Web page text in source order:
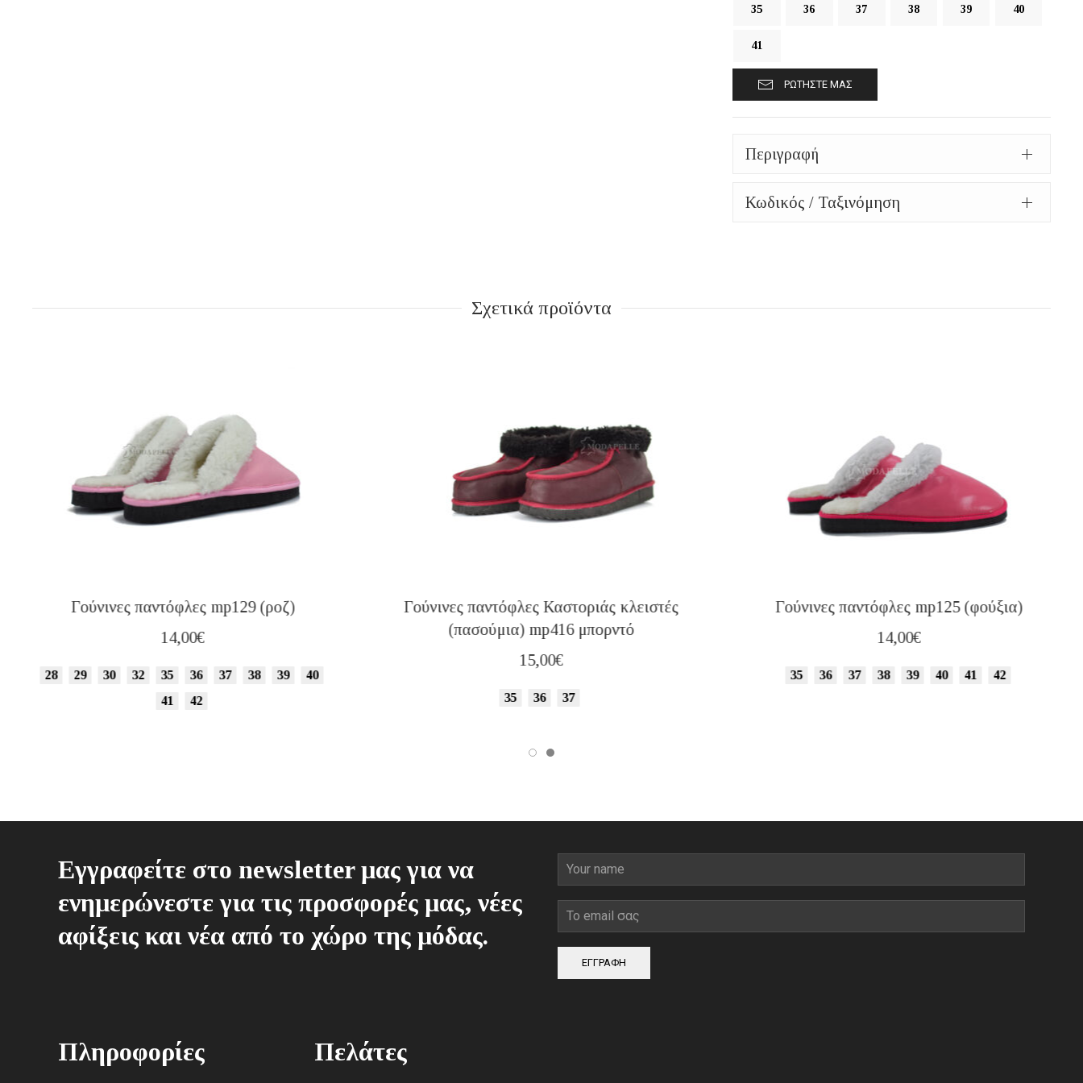
35 36 37 38 39 40
41
ΡΩΤΉΣΤΕ ΜΑΣ
Περιγραφή
Κωδικός / Ταξινόμηση
Σχετικά προϊόντα
Γούνινες παντόφλες mp129 (ροζ)
14,00€
28 29 30 32 35 36 37 38 39
40
41
42
Γούνινες παντόφλες Καστοριάς κλειστές
(πασούμια) mp416 μπορντό
15,00€
35 36 37
Γούνινες παντόφλες mp125 (φούξια)
14,00€
35 36 37 38 39 40 41 42
Εγγραφείτε στο newsletter μας για να
ενημερώνεστε για τις προσφορές μας, νέες
αφίξεις και νέα από το χώρο της μόδας.
ΕΓΓΡΑΦΗ
Πληροφορίες Πελάτες